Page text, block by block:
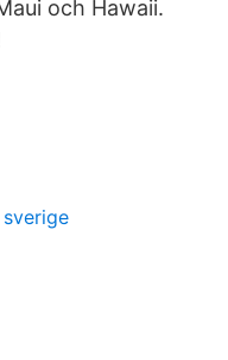
och Hawaii.